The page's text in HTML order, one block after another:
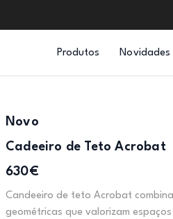
Produtos Novidades
Novo
Cadeeiro de Teto Acrobat
630€
Candeeiro de teto Acrobat
geométricas que valorizam